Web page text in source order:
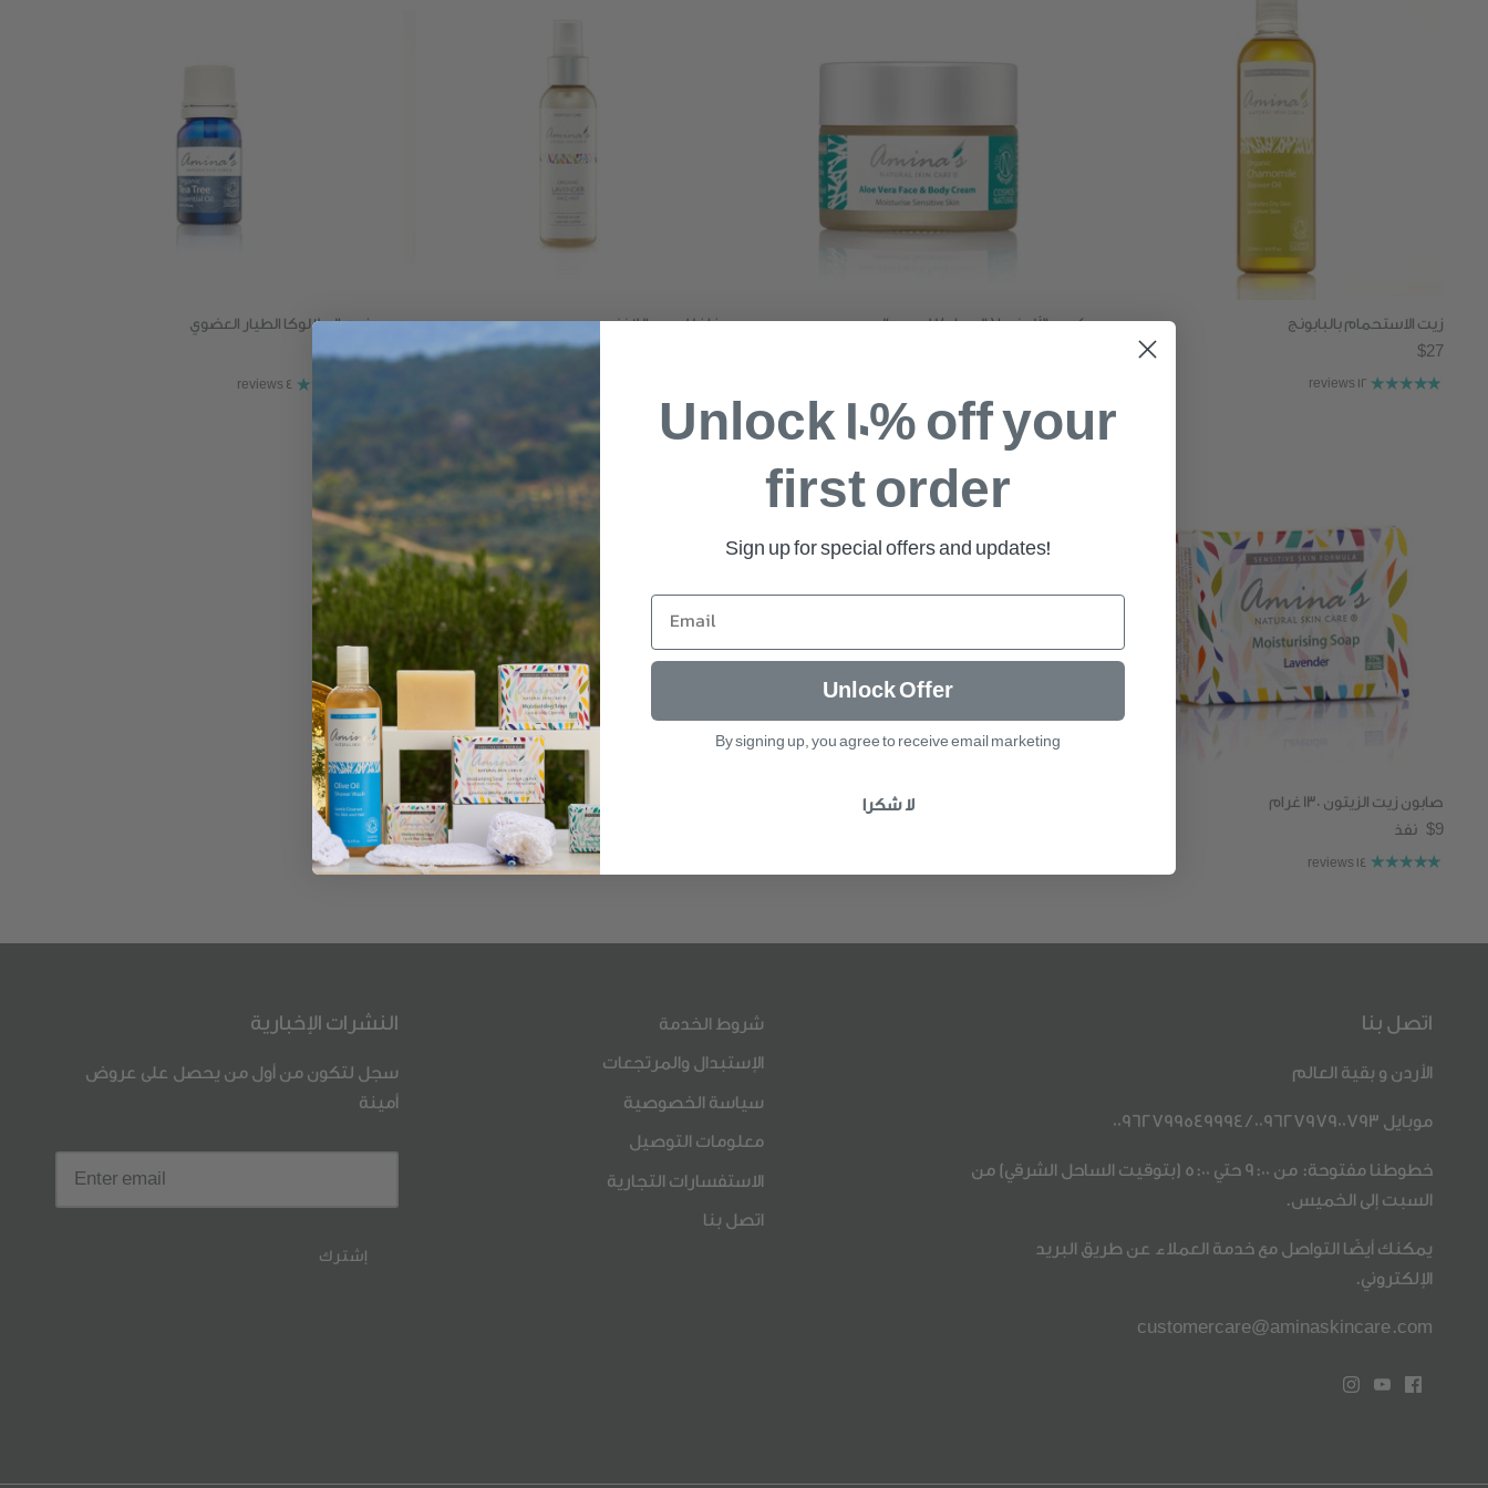
زيت الاستحمام بالبابونج
$27
12 reviews
كريم الألوفيرا ( الصبار ) للوجه والجسم بخاخ للوجه باللافندر زيت الملالوكا الطيار العضوي
$13 نفذ
4 reviews
صابون زيت الزيتون 130 غرام
$9 نفذ
14 reviews
اتصل بنا
الأردن و بقية العالم
موبايل 00962797900793
/
00962799549994
خطوطنا مفتوحة: من 9:00 حتي 5:00 (بتوقيت الساحل الشرقي) من
السبت إلى الخميس.
يمكنك أيضًا التواصل مع خدمة العملاء عن طريق البريد
الإلكتروني.
customercare@aminaskincare.com
شروط الخدمة
الإستبدال والمرتجعات
سياسة الخصوصية
معلومات التوصيل
الاستفسارات التجارية
اتصل بنا
النشرات الإخبارية
سجل لتكون من أول من يحصل على عروض
أمينة
إشترك
Unlock 10% off your
first order
Sign up for special offers and updates!
Unlock Offer
By signing up, you agree to receive email marketing
لا شكرا